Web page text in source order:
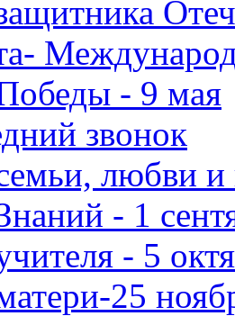
- 9 мая
звонок
любви и
- 1
- 5
25